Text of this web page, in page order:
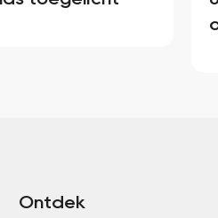
Ontdek